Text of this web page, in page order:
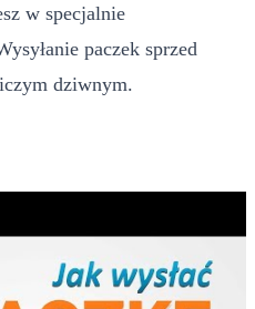
w specjalnie
paczek sprzed
dziwnym.